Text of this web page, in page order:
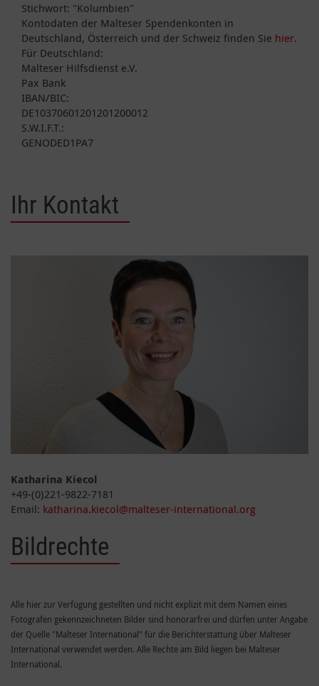
Stichwort: "Kolumbien"
Kontodaten der Malteser Spendenkonten in
Deutschland, Österreich und der Schweiz finden Sie hier.
Für Deutschland:
Malteser Hilfsdienst e.V.
Pax Bank
IBAN/BIC:
DE10370601201201200012
S.W.I.F.T.:
GENODED1PA7
Ihr Kontakt
Katharina Kiecol
+49-(0)221-9822-7181
Email: katharina.kiecol@malteser-international.org
Bildrechte
Alle hier zur Verfügung gestellten und nicht explizit mit dem Namen eines
Fotografen gekennzeichneten Bilder sind honorarfrei und dürfen unter Angabe
der Quelle "Malteser International" für die Berichterstattung über Malteser
International verwendet werden. Alle Rechte am Bild liegen bei Malteser
International.